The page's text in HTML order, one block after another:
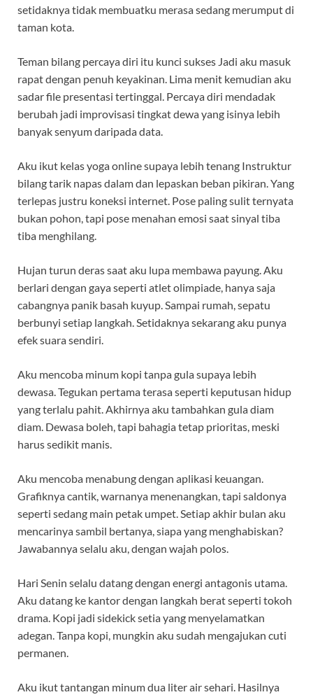
setidaknya tidak membuatku merasa sedang merumput di
taman kota.
Teman bilang percaya diri itu kunci sukses Jadi aku masuk
rapat dengan penuh keyakinan. Lima menit kemudian aku
sadar file presentasi tertinggal. Percaya diri mendadak
berubah jadi improvisasi tingkat dewa yang isinya lebih
banyak senyum daripada data.
Aku ikut kelas yoga online supaya lebih tenang Instruktur
bilang tarik napas dalam dan lepaskan beban pikiran. Yang
terlepas justru koneksi internet. Pose paling sulit ternyata
bukan pohon, tapi pose menahan emosi saat sinyal tiba
tiba menghilang.
Hujan turun deras saat aku lupa membawa payung. Aku
berlari dengan gaya seperti atlet olimpiade, hanya saja
cabangnya panik basah kuyup. Sampai rumah, sepatu
berbunyi setiap langkah. Setidaknya sekarang aku punya
efek suara sendiri.
Aku mencoba minum kopi tanpa gula supaya lebih
dewasa. Tegukan pertama terasa seperti keputusan hidup
yang terlalu pahit. Akhirnya aku tambahkan gula diam
diam. Dewasa boleh, tapi bahagia tetap prioritas, meski
harus sedikit manis.
Aku mencoba menabung dengan aplikasi keuangan.
Grafiknya cantik, warnanya menenangkan, tapi saldonya
seperti sedang main petak umpet. Setiap akhir bulan aku
mencarinya sambil bertanya, siapa yang menghabiskan?
Jawabannya selalu aku, dengan wajah polos.
Hari Senin selalu datang dengan energi antagonis utama.
Aku datang ke kantor dengan langkah berat seperti tokoh
drama. Kopi jadi sidekick setia yang menyelamatkan
adegan. Tanpa kopi, mungkin aku sudah mengajukan cuti
permanen.
Aku ikut tantangan minum dua liter air sehari. Hasilnya